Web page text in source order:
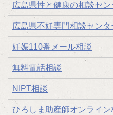
シ
ョ
ン
広島県性と健康の相談セン
広島県不妊専門相談センタ
妊娠110番メール相談
無料電話相談
NIPT相談
ひろしま助産師オンライン